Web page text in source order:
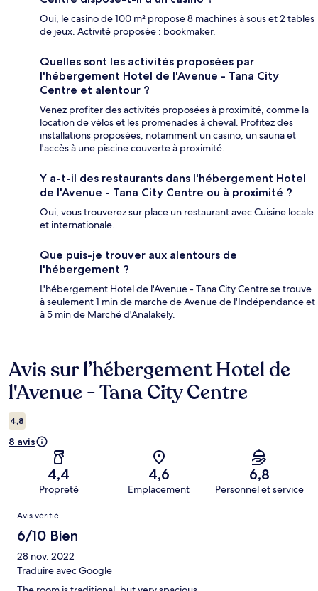
Oui, le casino de 100 m² propose 8 machines à sous et 2 tables
de jeux. Activité proposée : bookmaker.
Quelles sont les activités proposées par
l'hébergement Hotel de l'Avenue - Tana City
Centre et alentour ?
Venez profiter des activités proposées à proximité, comme la
location de vélos et les promenades à cheval. Profitez des
installations proposées, notamment un casino, un sauna et
l'accès à une piscine couverte à proximité.
Y a-t-il des restaurants dans l'hébergement Hotel
de l'Avenue - Tana City Centre ou à proximité ?
Oui, vous trouverez sur place un restaurant avec Cuisine locale
et internationale.
Que puis-je trouver aux alentours de
l'hébergement ?
L'hébergement Hotel de l'Avenue - Tana City Centre se trouve
à seulement 1 min de marche de Avenue de l'Indépendance et
à 5 min de Marché d'Analakely.
Avis
Avis sur l’hébergement Hotel de
l'Avenue - Tana City Centre
4,8
8 avis
4,4
Propreté
4,6
Emplacement
6,8
Personnel et service
Avis
Avis vérifié
6/10 Bien
28 nov. 2022
Traduire avec Google